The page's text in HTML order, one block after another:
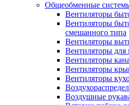
Общеобменные
Вентиляторы
Вентиляторы
смешанного типа
Вентиляторы
Вентиляторы для
Вентиляторы
Вентиляторы
Вентиляторы
Воздушные